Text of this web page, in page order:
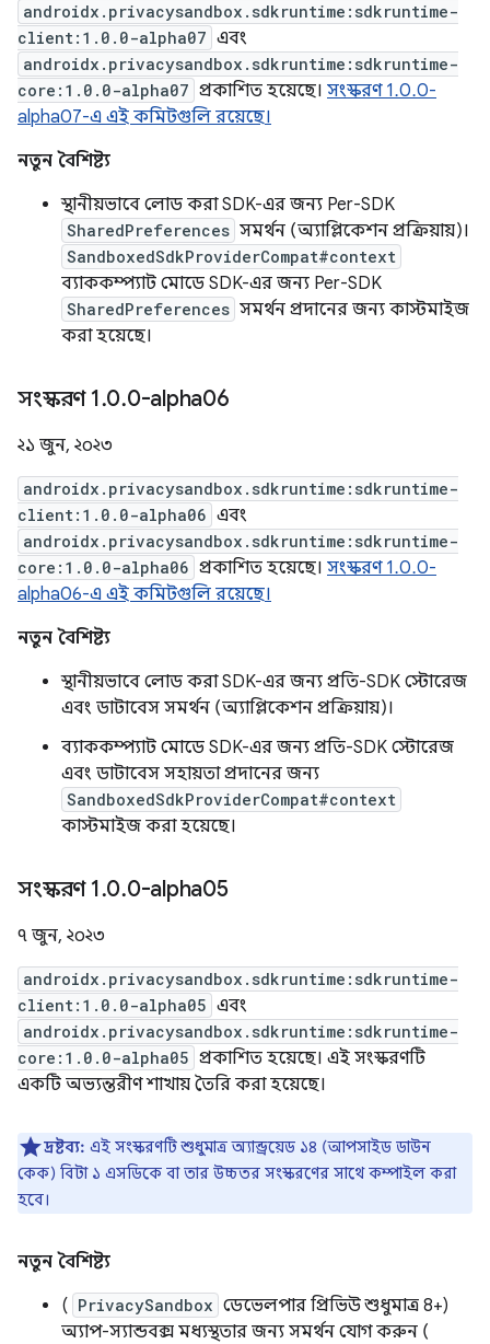
androidx.privacysandbox.sdkruntime:sdkruntime-
client:1.0.0-alpha07 এবং
androidx.privacysandbox.sdkruntime:sdkruntime-
core:1.0.0-alpha07 প্রকাশিত হয়েছে। সংস্করণ 1.0.0-
alpha07-এ এই কমিটগুলি রয়েছে।
নতুন বৈশিষ্ট্য
স্থানীয়ভাবে লোড করা SDK-এর জন্য Per-SDK
SharedPreferences সমর্থন (অ্যাপ্লিকেশন প্রক্রিয়ায়)।
SandboxedSdkProviderCompat#context
ব্যাককম্প্যাট মোডে SDK-এর জন্য Per-SDK
SharedPreferences সমর্থন প্রদানের জন্য কাস্টমাইজ
করা হয়েছে।
সংস্করণ 1.0.0-alpha06
২১ জুন, ২০২৩
androidx.privacysandbox.sdkruntime:sdkruntime-
client:1.0.0-alpha06 এবং
androidx.privacysandbox.sdkruntime:sdkruntime-
core:1.0.0-alpha06 প্রকাশিত হয়েছে। সংস্করণ 1.0.0-
alpha06-এ এই কমিটগুলি রয়েছে।
নতুন বৈশিষ্ট্য
স্থানীয়ভাবে লোড করা SDK-এর জন্য প্রতি-SDK স্টোরেজ
এবং ডাটাবেস সমর্থন (অ্যাপ্লিকেশন প্রক্রিয়ায়)।
ব্যাককম্প্যাট মোডে SDK-এর জন্য প্রতি-SDK স্টোরেজ
এবং ডাটাবেস সহায়তা প্রদানের জন্য
SandboxedSdkProviderCompat#context
কাস্টমাইজ করা হয়েছে।
সংস্করণ 1.0.0-alpha05
৭ জুন, ২০২৩
androidx.privacysandbox.sdkruntime:sdkruntime-
client:1.0.0-alpha05 এবং
androidx.privacysandbox.sdkruntime:sdkruntime-
core:1.0.0-alpha05 প্রকাশিত হয়েছে। এই সংস্করণটি
একটি অভ্যন্তরীণ শাখায় তৈরি করা হয়েছে।
দ্রষ্টব্য: এই সংস্করণটি শুধুমাত্র অ্যান্ড্রয়েড ১৪ (আপসাইড ডাউন
কেক) বিটা ১ এসডিকে বা তার উচ্চতর সংস্করণের সাথে কম্পাইল করা
হবে।
নতুন বৈশিষ্ট্য
( PrivacySandbox ডেভেলপার প্রিভিউ শুধুমাত্র 8+)
অ্যাপ-স্যান্ডবক্স মধ্যস্থতার জন্য সমর্থন যোগ করুন (